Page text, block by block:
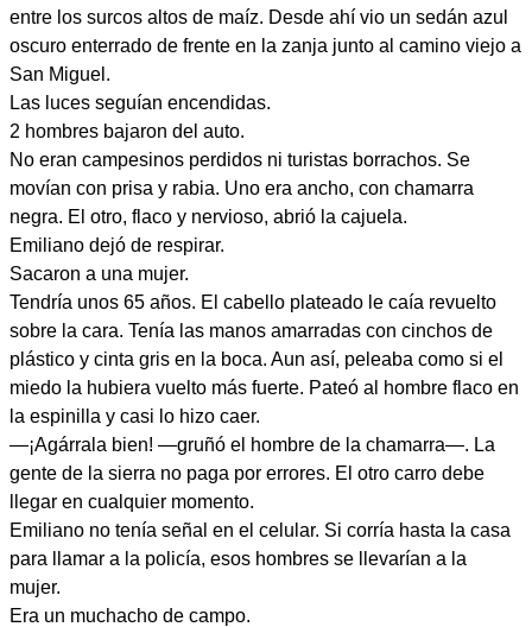
entre los surcos altos de maíz. Desde ahí vio un sedán azul
oscuro enterrado de frente en la zanja junto al camino viejo a
San Miguel.
Las luces seguían encendidas.
2 hombres bajaron del auto.
No eran campesinos perdidos ni turistas borrachos. Se
movían con prisa y rabia. Uno era ancho, con chamarra
negra. El otro, flaco y nervioso, abrió la cajuela.
Emiliano dejó de respirar.
Sacaron a una mujer.
Tendría unos 65 años. El cabello plateado le caía revuelto
sobre la cara. Tenía las manos amarradas con cinchos de
plástico y cinta gris en la boca. Aun así, peleaba como si el
miedo la hubiera vuelto más fuerte. Pateó al hombre flaco en
la espinilla y casi lo hizo caer.
—¡Agárrala bien! —gruñó el hombre de la chamarra—. La
gente de la sierra no paga por errores. El otro carro debe
llegar en cualquier momento.
Emiliano no tenía señal en el celular. Si corría hasta la casa
para llamar a la policía, esos hombres se llevarían a la
mujer.
Era un muchacho de campo.